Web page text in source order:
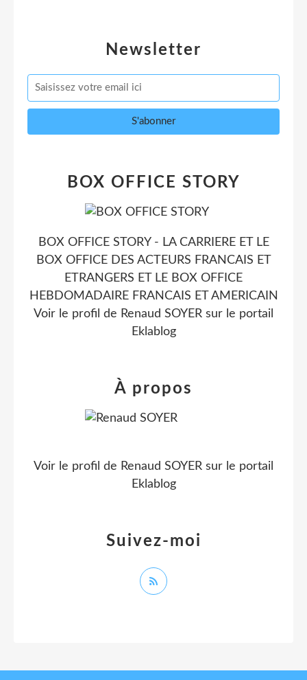
Newsletter
BOX OFFICE STORY
BOX OFFICE STORY - LA CARRIERE ET LE
BOX OFFICE DES ACTEURS FRANCAIS ET
ETRANGERS ET LE BOX OFFICE
HEBDOMADAIRE FRANCAIS ET AMERICAIN
Voir le profil de Renaud SOYER sur le portail
Eklablog
Suivez-moi
À propos
Voir le profil de Renaud SOYER sur le portail
Eklablog